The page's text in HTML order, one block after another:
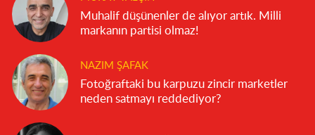
Muhalif düşünenler de alıyor artık. Milli
markanın partisi olmaz!
NAZIM ŞAFAK
Fotoğraftaki bu karpuzu zincir marketler
neden satmayı reddediyor?